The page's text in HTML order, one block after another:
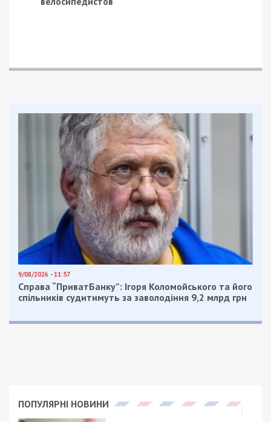
району і Нікополь. Застосовував дрони й
артилерію.
Серед понівеченого магазин й легковий
автомобіль. Знищений гараж, потрощені чотири
приватні будинки. Пошкоджені також газогін і
лінія електропередач.